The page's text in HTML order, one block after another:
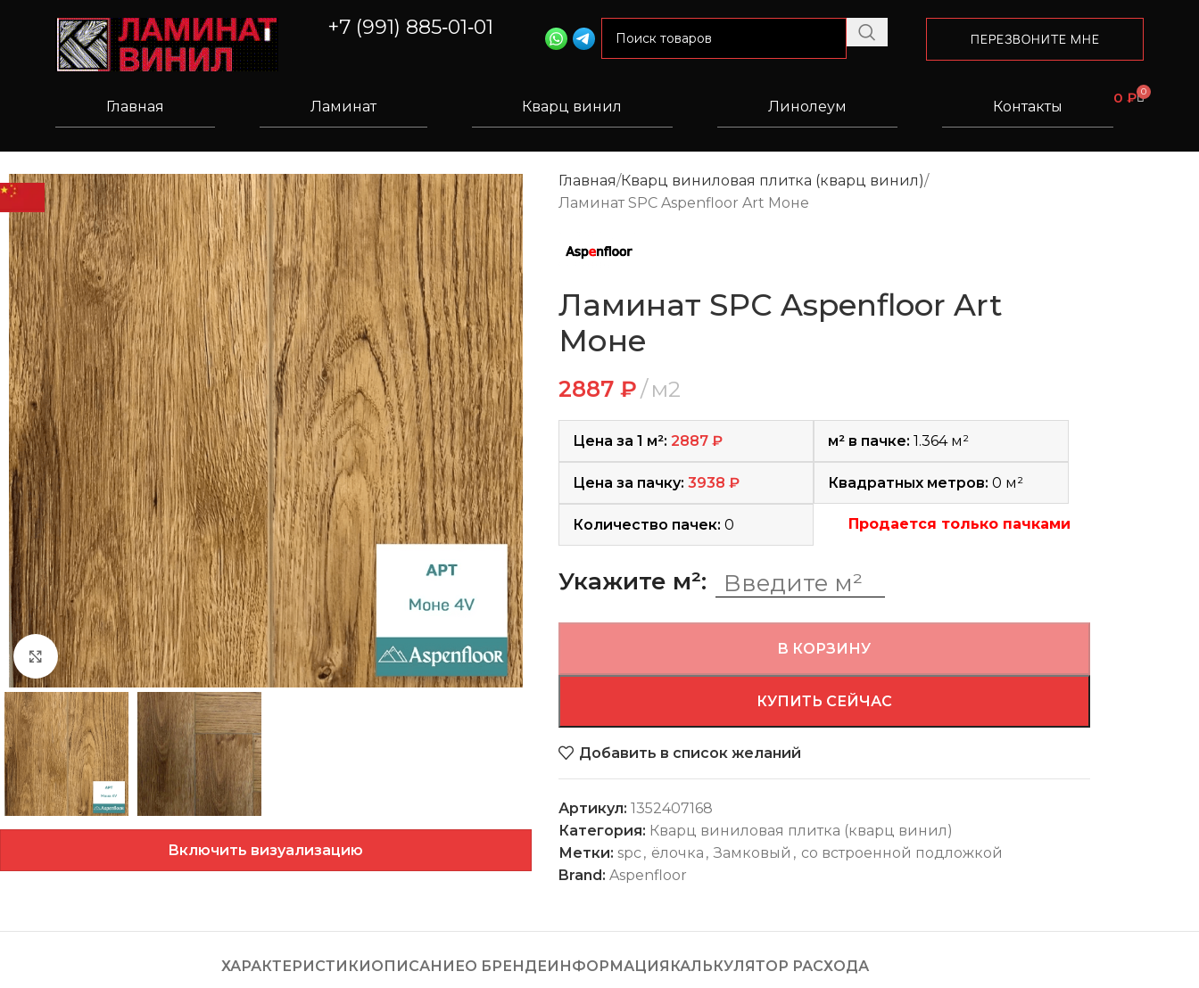
+7 (991) 885‑01‑01 ПЕРЕЗВОНИТЕ МНЕ
Главная Ламинат Кварц винил Линолеум Контакты
0 ₽ 0
Нажмите, чтобы увеличить
Включить визуализацию
Главная Кварц виниловая плитка (кварц винил)
Ламинат SPC Aspenfloor Art Моне
Ламинат SPC Aspenfloor Art
Моне
2887 ₽ м2
Цена за 1 м²: 2887 ₽ м² в пачке: 1.364 м²
Цена за пачку: 3938 ₽ Квадратных метров: 0 м²
Количество пачек: 0 Продается только пачками
Укажите м²:
В КОРЗИНУ
КУПИТЬ СЕЙЧАС
Добавить в список желаний
Артикул: 1352407168
Категория: Кварц виниловая плитка (кварц винил)
Метки: spc, ёлочка , Замковый , со встроенной подложкой
Brand: Aspenfloor
ХАРАКТЕРИСТИКИ ОПИСАНИЕО БРЕНДЕ ИНФОРМАЦИЯ КАЛЬКУЛЯТОР РАСХОДА